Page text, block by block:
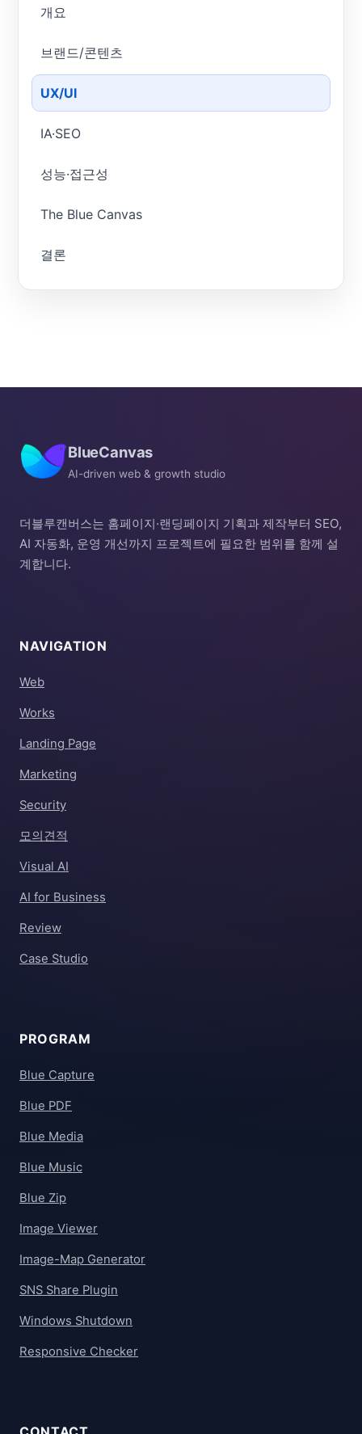
개요
브랜드/콘텐츠
UX/UI
IA·SEO
성능·접근성
The Blue Canvas
결론
BlueCanvas
AI-driven web & growth studio
더블루캔버스는 홈페이지·랜딩페이지 기획과 제작부터 SEO,
AI 자동화, 운영 개선까지 프로젝트에 필요한 범위를 함께 설
계합니다.
NAVIGATION
Web
Works
Landing Page
Marketing
Security
모의견적
Visual AI
AI for Business
Review
Case Studio
PROGRAM
Blue Capture
Blue PDF
Blue Media
Blue Music
Blue Zip
Image Viewer
Image-Map Generator
SNS Share Plugin
Windows Shutdown
Responsive Checker